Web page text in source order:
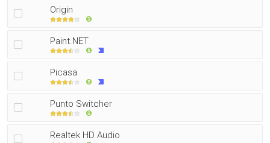
Origin
Paint.NET
Picasa
Punto Switcher
Realtek HD Audio